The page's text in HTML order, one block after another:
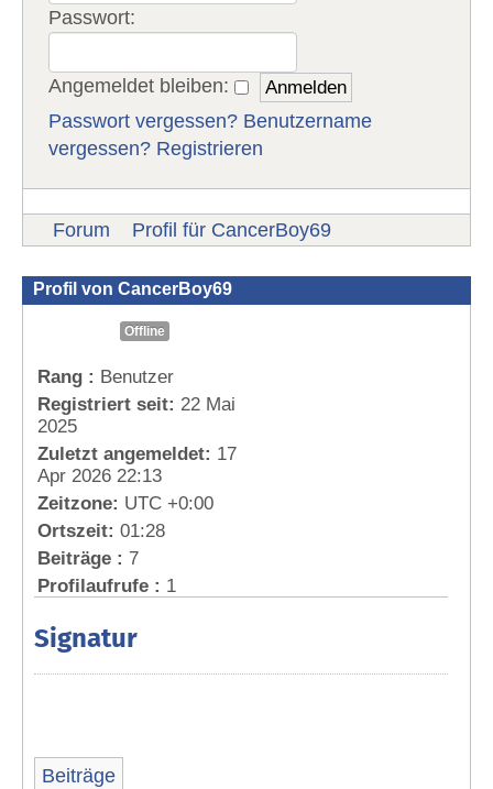
Passwort:
Angemeldet bleiben:
Passwort vergessen? Benutzername
vergessen? Registrieren
Forum Profil für CancerBoy69
Profil von CancerBoy69
Offline
Rang : Benutzer
Registriert seit: 22 Mai
2025
Zuletzt angemeldet: 17
Apr 2026 22:13
Zeitzone: UTC +0:00
Ortszeit: 01:28
Beiträge : 7
Profilaufrufe : 1
Signatur
Beiträge